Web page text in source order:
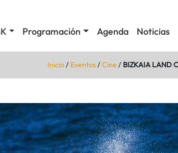
Programación Agenda Noticias
Inicio/ Eventos/Cine/ BIZKAIA LAND